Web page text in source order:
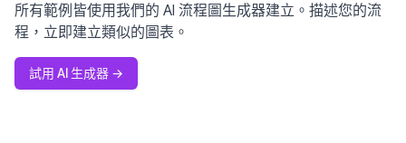
所有範例皆使用我們的 AI 流程圖生成器建立。描述您的流
程，立即建立類似的圖表。
試用 AI 生成器 →